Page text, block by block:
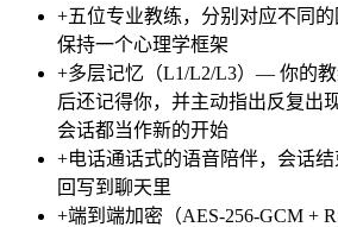
+五位专业教练，分别对应不同
保持一个心理学框架
+多层记忆（L1/L2/L3）— 你的
后还记得你，并主动指出反复出
会话都当作新的开始
+电话通话式的语音陪伴，会话
回写到聊天里
+端到端加密（AES-256-GCM +